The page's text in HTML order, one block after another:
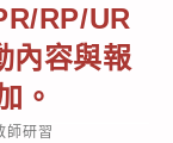
RP/UR
內容與報
。
師研習